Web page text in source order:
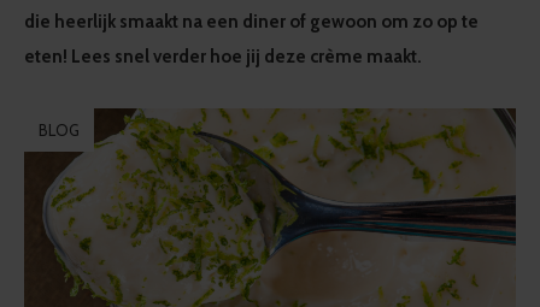
die heerlijk smaakt na een diner of gewoon om zo op te
eten! Lees snel verder hoe jij deze crème maakt.
BLOG